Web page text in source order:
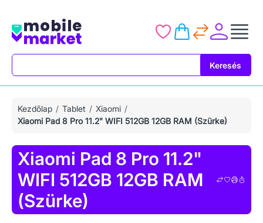
Keresés
Kezdőlap Tablet
Xiaomi
Xiaomi Pad 8 Pro 11.2" WIFI 512GB 12GB RAM (Szürke)
Xiaomi Pad 8 Pro 11.2"
WIFI 512GB 12GB RAM
(Szürke)